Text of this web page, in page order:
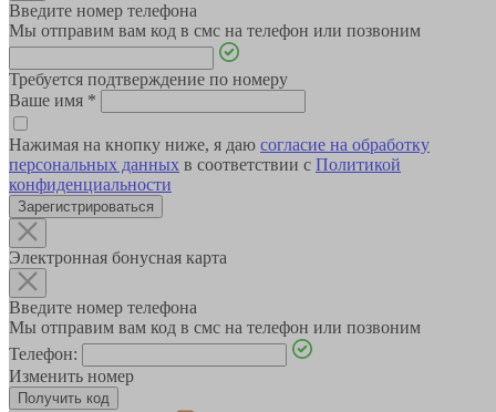
Введите номер телефона
Мы отправим вам код в смс на телефон или позвоним
Требуется подтверждение по номеру
Ваше имя *
Нажимая на кнопку ниже, я даю согласие на обработку
персональных данных в соответствии с Политикой
конфиденциальности
Зарегистрироваться
Электронная бонусная карта
Введите номер телефона
Мы отправим вам код в смс на телефон или позвоним
Телефон:
Изменить номер